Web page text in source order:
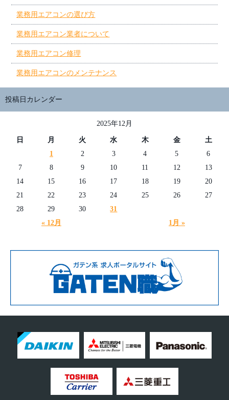
業務用エアコンの選び方
業務用エアコン業者について
業務用エアコン修理
業務用エアコンのメンテナンス
投稿日カレンダー
2025年12月
日 月 火 水 木 金 土
« 12月 1月 »
1 2 3 4 5
6
7
8 9 10 11 12
13
14
15 16 17 18 19
20
21
22 23 24 25 26
27
28
29 30 31